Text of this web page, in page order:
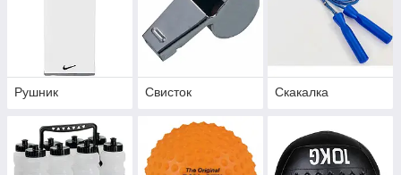
Рушник Свисток Скакалка